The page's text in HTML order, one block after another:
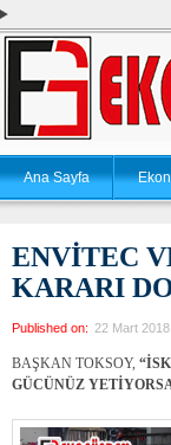
Ana Sayfa
ENVİTEC
KARARI
Published on: 22 Mart
BAŞKAN TOKSOY,
GÜCÜNÜZ